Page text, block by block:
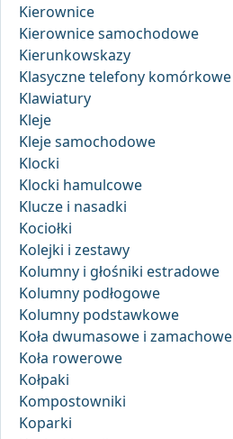
Kierownice
Kierownice samochodowe
Kierunkowskazy
Klasyczne telefony komórkowe
Klawiatury
Kleje
Kleje samochodowe
Klocki
Klocki hamulcowe
Klucze i nasadki
Kociołki
Kolejki i zestawy
Kolumny i głośniki estradowe
Kolumny podłogowe
Kolumny podstawkowe
Koła dwumasowe i zamachowe
Koła rowerowe
Kołpaki
Kompostowniki
Koparki